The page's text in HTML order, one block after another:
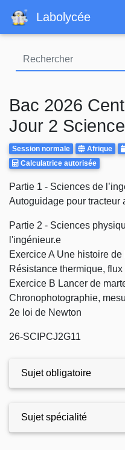
Labolycée
Bac 2026
Jour 2
Rattrapages
Session normale
Centre
d'examen
Afrique
Calculatrice
Calculatrice autorisée
Body
Partie 1 - Sciences de
Autoguidage pour tracteur
Partie 2 - Sciences
l'ingénieur.e
Exercice A Une histoire de
Résistance thermique,
Exercice B Lancer de
Chronophotographie,
2e loi de Newton
26-SCIPCJ2G11
Sujet obligatoire
Sujet spécialité